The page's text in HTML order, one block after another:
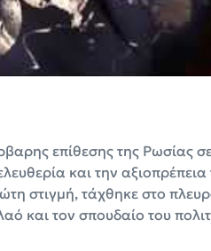
επίθεσης της Ρωσίας
και την
στιγμή, τάχθηκε στο
και τον σπουδαίο του